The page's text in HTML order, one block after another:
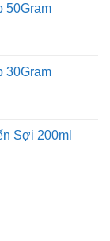
50Gram
30Gram
Sợi 200ml